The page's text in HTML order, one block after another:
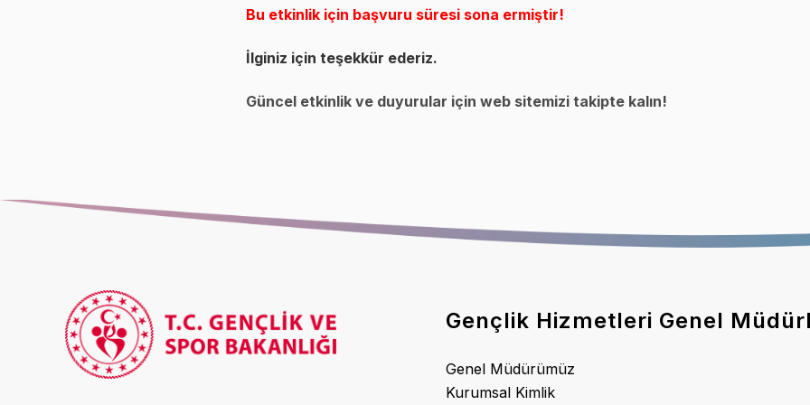
Bu etkinlik için başvuru süresi sona ermiştir!
İlginiz için teşekkür ederiz.
Güncel etkinlik ve duyurular için web sitemizi takipte kalın!
Gençlik Hizmetleri Genel
Genel Müdürümüz
Kurumsal Kimlik